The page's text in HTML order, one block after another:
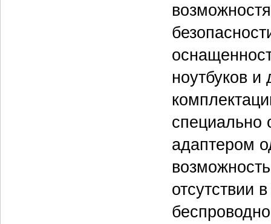
ноутбуков
специально
адаптером
отсутствии